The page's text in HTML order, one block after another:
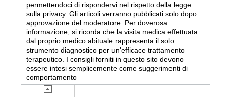
permettendoci di rispondervi nel rispetto della legge
sulla privacy. Gli articoli verranno pubblicati solo dopo
approvazione del moderatore. Per doverosa
informazione, si ricorda che la visita medica effettuata
dal proprio medico abituale rappresenta il solo
strumento diagnostico per un'efficace trattamento
terapeutico. I consigli forniti in questo sito devono
essere intesi semplicemente come suggerimenti di
comportamento